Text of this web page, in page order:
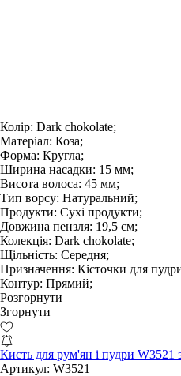
Колір: Dark chokolate;
Матеріал: Коза;
Форма: Кругла;
Ширина насадки: 15 мм;
Висота волоса: 45 мм;
Тип ворсу: Натуральний;
Продукти: Сухі продукти;
Довжина пензля: 19,5 см;
Колекція: Dark chokolate;
Щільність: Середня;
Призначення: Кісточки для
Контур: Прямий;
Розгорнути
Згорнути
Кисть для рум'ян і пудри W3521
Артикул: W3521